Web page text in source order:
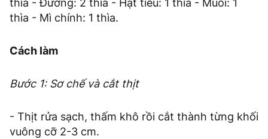
thìa - Đường: 2 thìa - Hạt tiêu: 1 thìa - Muối: 1
thìa - Mì chính: 1 thìa.
Cách làm
Bước 1: Sơ chế và cắt thịt
- Thịt rửa sạch, thấm khô rồi cắt thành từng khối
vuông cỡ 2-3 cm.